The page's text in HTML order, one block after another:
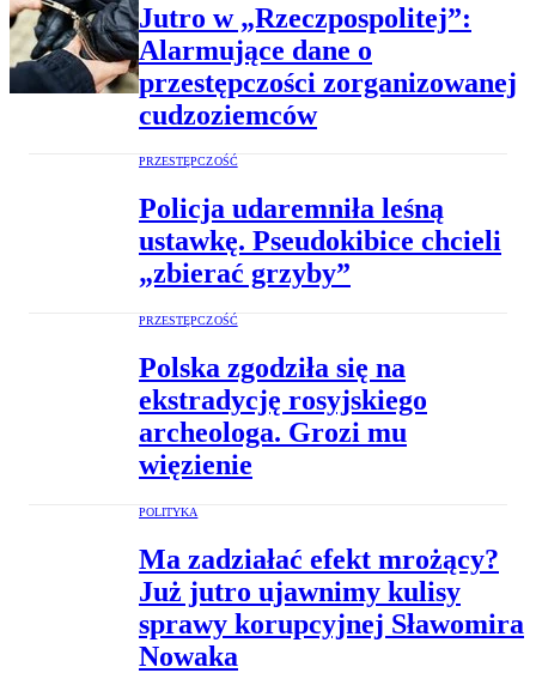
Jutro w „Rzeczpospolitej”:
Alarmujące dane o
przestępczości zorganizowanej
cudzoziemców
PRZESTĘPCZOŚĆ
Policja udaremniła leśną
ustawkę. Pseudokibice chcieli
„zbierać grzyby”
PRZESTĘPCZOŚĆ
Polska zgodziła się na
ekstradycję rosyjskiego
archeologa. Grozi mu
więzienie
POLITYKA
Ma zadziałać efekt mrożący?
Już jutro ujawnimy kulisy
sprawy korupcyjnej Sławomira
Nowaka